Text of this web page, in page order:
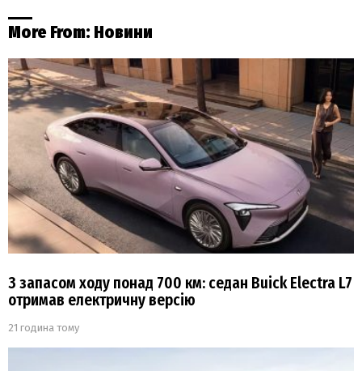
More From: Новини
З запасом ходу понад 700 км: седан Buick Electra L7
отримав електричну версію
21 година тому